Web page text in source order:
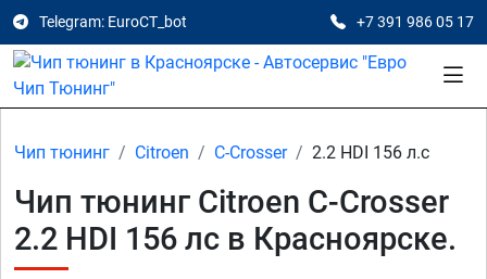
Telegram: EuroCT_bot +7 391 986 05 17
Чип тюнинг Citroen C-Crosser 2.2 HDI 156 л.с
Чип тюнинг Citroen C-Crosser
2.2 HDI 156 лс в Красноярске.